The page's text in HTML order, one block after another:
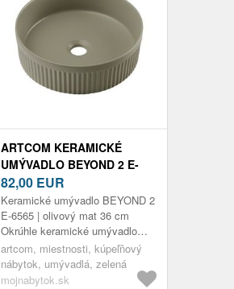
ARTCOM KERAMICKÉ
UMÝVADLO BEYOND 2 E-
6565 | OLIVOVÝ MAT 36 CM
82,00 EUR
Keramické umývadlo BEYOND 2
E-6565 | olivový mat 36 cm
Okrúhle keramické umývadlo
BEYOND 2 v olivovom matnom
prevedení predstavuje dokonalú
kombiná...
artcom, miestnosti, kúpeľňový
nábytok, umývadlá, zelená
mojnabytok.sk